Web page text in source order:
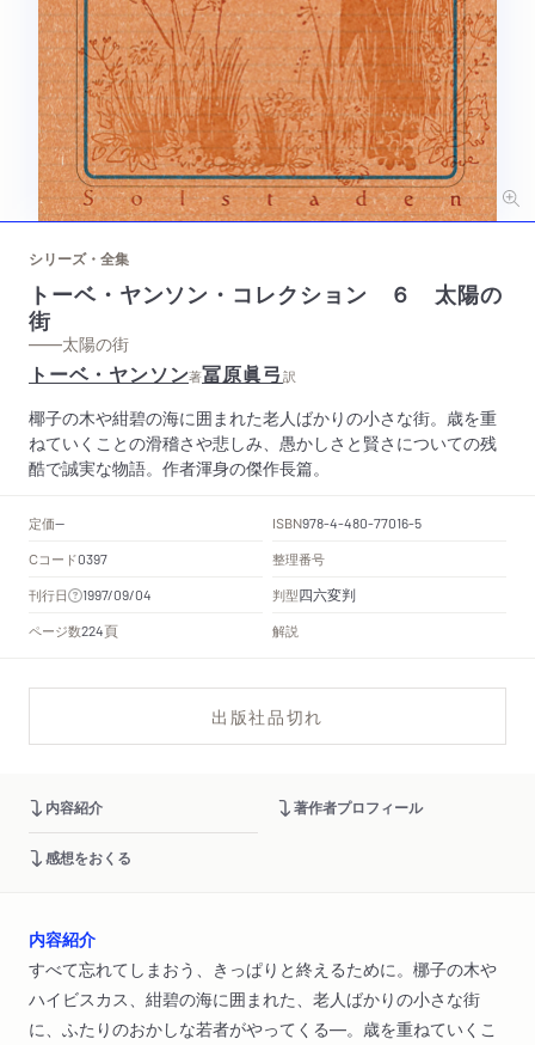
シリーズ・全集
トーベ・ヤンソン・コレクション ６ 太陽の
街
——太陽の街
トーベ・ヤンソン著冨原眞弓訳
椰子の木や紺碧の海に囲まれた老人ばかりの小さな街。歳を重
ねていくことの滑稽さや悲しみ、愚かしさと賢さについての残
酷で誠実な物語。作者渾身の傑作長篇。
定価-- ISBN978-4-480-77016-5
Cコード0397
整理番号
刊行日
1997/09/04 判型四六変判
ページ数224頁 解説
出版社品切れ
内容紹介 著作者プロフィール
感想をおくる
内容紹介
すべて忘れてしまおう、きっぱりと終えるために。梛子の木や
ハイビスカス、紺碧の海に囲まれた、老人ばかりの小さな街
に、ふたりのおかしな若者がやってくる―。歳を重ねていくこ